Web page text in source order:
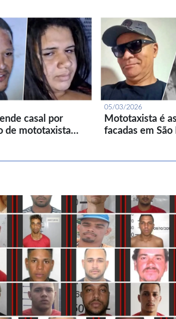
casal por
de mototaxista…
05/03/2026
Mototaxista é
facadas em